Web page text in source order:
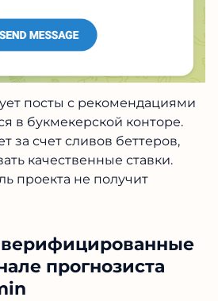
посты с рекомендациями
в букмекерской конторе.
за счет сливов беттеров,
качественные ставки.
проекта не получит
прогнозиста